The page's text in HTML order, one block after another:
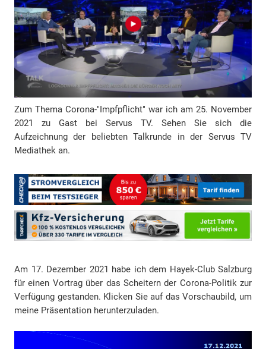
r
e
s
s
Zum Thema Corona-"Impfpflicht" war ich am 25. November
2021 zu Gast bei Servus TV. Sehen Sie sich die
Aufzeichnung der beliebten Talkrunde in der Servus TV
Mediathek an.
Am 17. Dezember 2021 habe ich dem Hayek-Club Salzburg
für einen Vortrag über das Scheitern der Corona-Politik zur
Verfügung gestanden. Klicken Sie auf das Vorschaubild, um
meine Präsentation herunterzuladen.